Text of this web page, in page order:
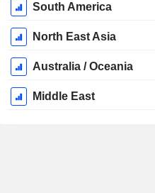
South America
North East Asia
Australia / Oceania
Middle East